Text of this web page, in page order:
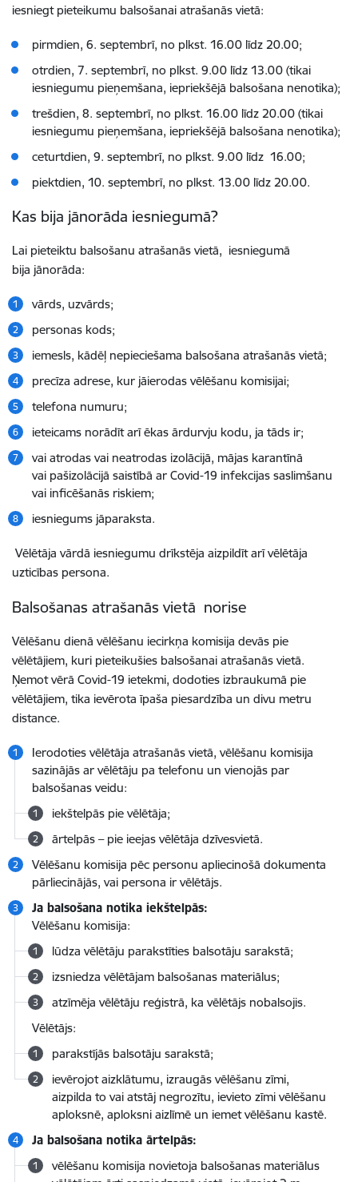
iesniegt pieteikumu balsošanai atrašanās vietā:
pirmdien, 6. septembrī, no plkst. 16.00 līdz 20.00;
otrdien, 7. septembrī, no plkst. 9.00 līdz 13.00 (tikai
iesniegumu pieņemšana, iepriekšējā balsošana nenotika);
trešdien, 8. septembrī, no plkst. 16.00 līdz 20.00 (tikai
iesniegumu pieņemšana, iepriekšējā balsošana nenotika);
ceturtdien, 9. septembrī, no plkst. 9.00 līdz 16.00;
piektdien, 10. septembrī, no plkst. 13.00 līdz 20.00.
Kas bija jānorāda iesniegumā?
Lai pieteiktu balsošanu atrašanās vietā, iesniegumā
bija jānorāda:
vārds, uzvārds;
personas kods;
iemesls, kādēļ nepieciešama balsošana atrašanās vietā;
precīza adrese, kur jāierodas vēlēšanu komisijai;
telefona numuru;
ieteicams norādīt arī ēkas ārdurvju kodu, ja tāds ir;
vai atrodas vai neatrodas izolācijā, mājas karantīnā
vai pašizolācijā saistībā ar Covid-19 infekcijas saslimšanu
vai inficēšanās riskiem;
iesniegums jāparaksta.
Vēlētāja vārdā iesniegumu drīkstēja aizpildīt arī vēlētāja
uzticības persona.
Balsošanas atrašanās vietā norise
Vēlēšanu dienā vēlēšanu iecirkņa komisija devās pie
vēlētājiem, kuri pieteikušies balsošanai atrašanās vietā.
Ņemot vērā Covid-19 ietekmi, dodoties izbraukumā pie
vēlētājiem, tika ievērota īpaša piesardzība un divu metru
distance.
Ierodoties vēlētāja atrašanās vietā, vēlēšanu komisija
sazinājās ar vēlētāju pa telefonu un vienojās par
balsošanas veidu:
iekštelpās pie vēlētāja;
ārtelpās – pie ieejas vēlētāja dzīvesvietā.
Vēlēšanu komisija pēc personu apliecinošā dokumenta
pārliecinājās, vai persona ir vēlētājs.
Ja balsošana notika iekštelpās:
Vēlēšanu komisija:
lūdza vēlētāju parakstīties balsotāju sarakstā;
izsniedza vēlētājam balsošanas materiālus;
atzīmēja vēlētāju reģistrā, ka vēlētājs nobalsojis.
Vēlētājs:
parakstījās balsotāju sarakstā;
ievērojot aizklātumu, izraugās vēlēšanu zīmi,
aizpilda to vai atstāj negrozītu, ievieto zīmi vēlēšanu
aploksnē, aploksni aizlīmē un iemet vēlēšanu kastē.
Ja balsošana notika ārtelpās:
vēlēšanu komisija novietoja balsošanas materiālus